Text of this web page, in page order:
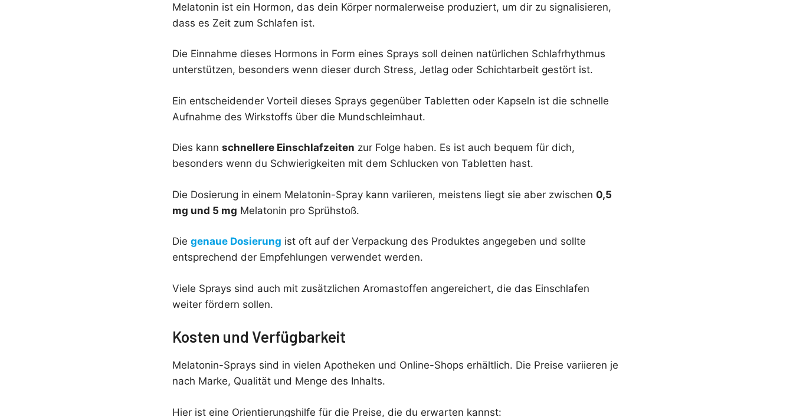
Melatonin ist ein Hormon, das dein Körper normalerweise produziert, um dir zu signalisieren,
dass es Zeit zum Schlafen ist.
Die Einnahme dieses Hormons in Form eines Sprays soll deinen natürlichen Schlafrhythmus
unterstützen, besonders wenn dieser durch Stress, Jetlag oder Schichtarbeit gestört ist.
Ein entscheidender Vorteil dieses Sprays gegenüber Tabletten oder Kapseln ist die schnelle
Aufnahme des Wirkstoffs über die Mundschleimhaut.
Dies kann schnellere Einschlafzeiten zur Folge haben. Es ist auch bequem für dich,
besonders wenn du Schwierigkeiten mit dem Schlucken von Tabletten hast.
Die Dosierung in einem Melatonin-Spray kann variieren, meistens liegt sie aber zwischen 0,5
mg und 5 mg Melatonin pro Sprühstoß.
Die genaue Dosierung ist oft auf der Verpackung des Produktes angegeben und sollte
entsprechend der Empfehlungen verwendet werden.
Viele Sprays sind auch mit zusätzlichen Aromastoffen angereichert, die das Einschlafen
weiter fördern sollen.
Kosten und Verfügbarkeit
Melatonin-Sprays sind in vielen Apotheken und Online-Shops erhältlich. Die Preise variieren je
nach Marke, Qualität und Menge des Inhalts.
Hier ist eine Orientierungshilfe für die Preise, die du erwarten kannst: